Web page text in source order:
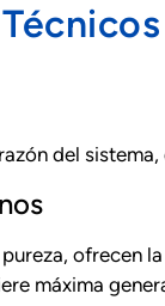
del
ofrecen
máxima